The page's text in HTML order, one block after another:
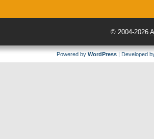
© 2004-2026
Powered by WordPress | Developed